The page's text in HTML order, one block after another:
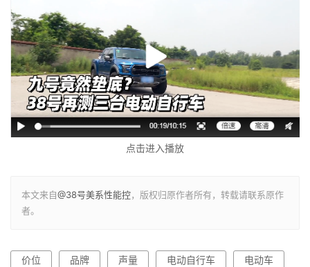
点击进入播放
本文来自@38号美系性能控，版权归原作者所有，转载请联系原作
者。
价位 品牌 声量 电动自行车 电动车